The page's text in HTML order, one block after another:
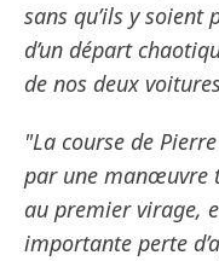
sans qu’ils y
d’un départ
de nos deux
"La course de
par une manœuvre
au premier virage,
importante perte